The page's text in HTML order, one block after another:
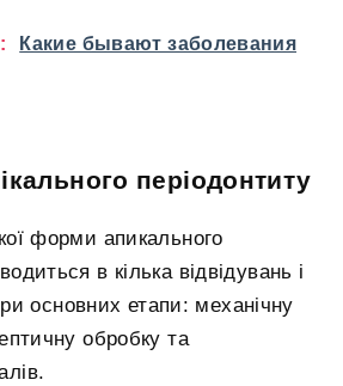
Какие бывают заболевания
періодонтиту
форми апикального
в кілька відвідувань і
основних етапи: механічну
обробку та